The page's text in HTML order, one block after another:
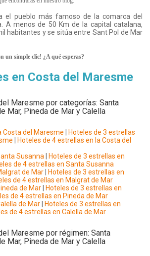
el pueblo más famoso de la comarca del
A menos de 50 Km de la capital catalana,
habitantes y se sitúa entre Sant Pol de Mar
un simple clic! ¿A qué esperas?
en Costa del Maresme
Maresme por categorías: Santa
Mar, Pineda de Mar y Calella
Costa del Maresme
Hoteles de 3 estrellas
Hoteles de 4 estrellas en la Costa del
Susanna
Hoteles de 3 estrellas en
de 4 estrellas en Santa Susanna
de Mar
Hoteles de 3 estrellas en
de 4 estrellas en Malgrat de Mar
de Mar
Hoteles de 3 estrellas en
de 4 estrellas en Pineda de Mar
de Mar
Hoteles de 3 estrellas en
de 4 estrellas en Calella de Mar
Maresme por régimen: Santa
Mar, Pineda de Mar y Calella